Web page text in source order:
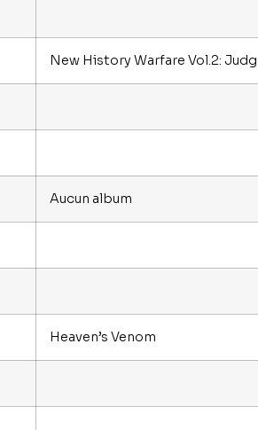
New History Warfare Vol.2:
Aucun album
Heaven’s Venom